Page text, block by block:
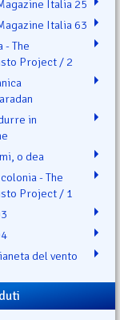
Italia 25
Italia 63
- The
Project / 2
in
o dea
- The
Project / 1
del vento